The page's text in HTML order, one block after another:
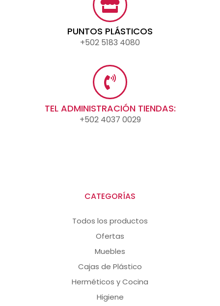
PUNTOS PLÁSTICOS
+502 5183 4080
TEL ADMINISTRACIÓN TIENDAS:
+502 4037 0029
CATEGORÍAS
Todos los productos
Ofertas
Muebles
Cajas de Plástico
Herméticos y Cocina
Higiene